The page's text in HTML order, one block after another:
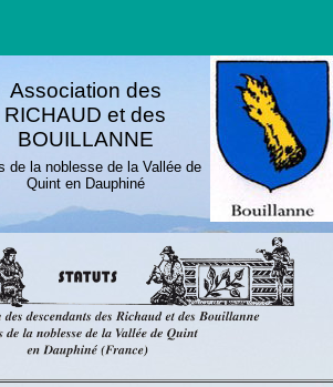
Association des
RICHAUD et des
BOUILLANNE
de la noblesse de la Vallée de
Quint en Dauphiné